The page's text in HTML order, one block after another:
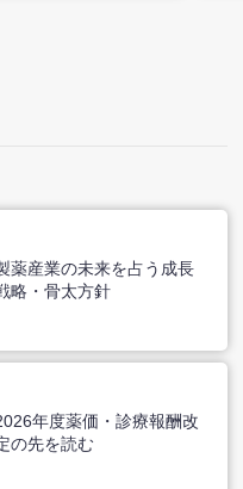
の音声ラジオ形式でお
薬産業の未来を占う成長
略・骨太方針
年度薬価・診療報酬改
の先を読む